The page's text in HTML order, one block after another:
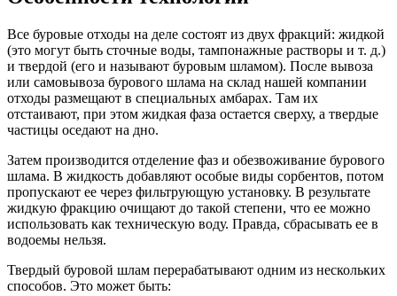
Все буровые отходы на деле состоят из двух фракций: жидкой
(это могут быть сточные воды, тампонажные растворы и т. д.)
и твердой (его и называют буровым шламом). После вывоза
или самовывоза бурового шлама на склад нашей компании
отходы размещают в специальных амбарах. Там их
отстаивают, при этом жидкая фаза остается сверху, а твердые
частицы оседают на дно.
Затем производится отделение фаз и обезвоживание бурового
шлама. В жидкость добавляют особые виды сорбентов, потом
пропускают ее через фильтрующую установку. В результате
жидкую фракцию очищают до такой степени, что ее можно
использовать как техническую воду. Правда, сбрасывать ее в
водоемы нельзя.
Твердый буровой шлам перерабатывают одним из нескольких
способов. Это может быть: